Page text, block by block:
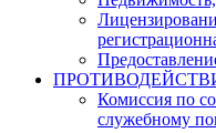
Комиссия по
служебному